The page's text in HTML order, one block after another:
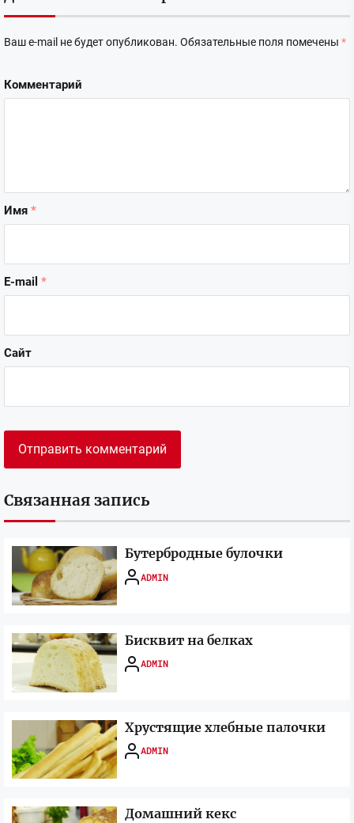
Ваш e-mail не будет опубликован. Обязательные поля помечены *
Комментарий
Имя *
E-mail *
Сайт
Связанная запись
Бутербродные булочки
ADMIN
Бисквит на белках
ADMIN
Хрустящие хлебные палочки
ADMIN
Домашний кекс